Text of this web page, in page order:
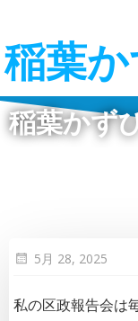
稲葉
稲葉かず
5月 28, 2025
私の区政報告会は